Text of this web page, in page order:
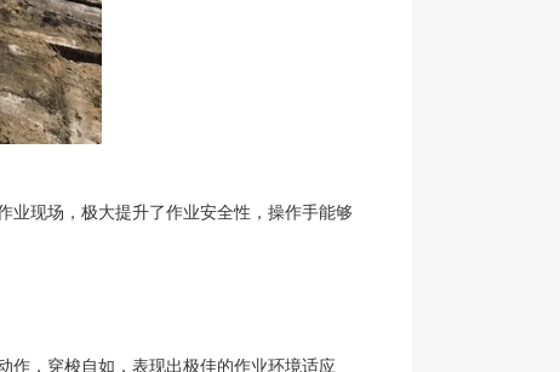
业现场，极大提升了作业安全性，操作手能够
作，穿梭自如，表现出极佳的作业环境适应